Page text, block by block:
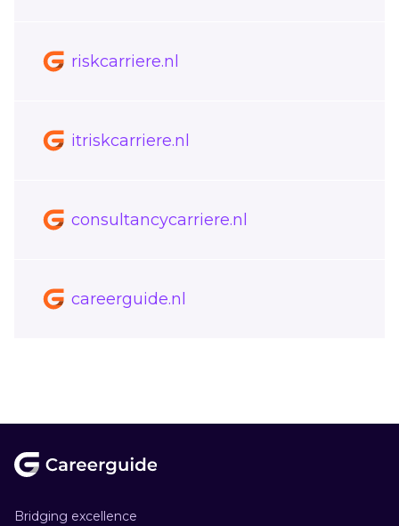
riskcarriere.nl
itriskcarriere.nl
consultancycarriere.nl
careerguide.nl
Bridging excellence